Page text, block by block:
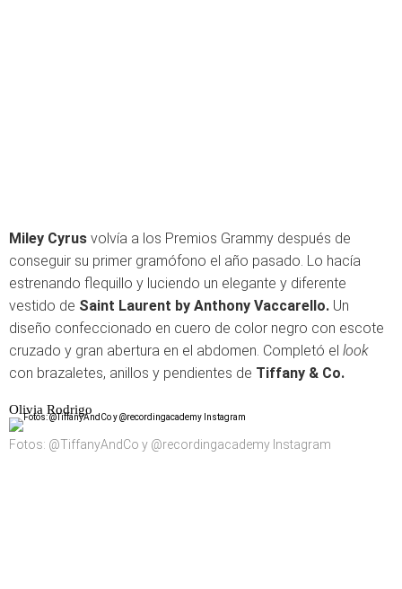
Miley Cyrus volvía a los Premios Grammy después de
conseguir su primer gramófono el año pasado. Lo hacía
estrenando flequillo y luciendo un elegante y diferente
vestido de Saint Laurent by Anthony Vaccarello. Un
diseño confeccionado en cuero de color negro con escote
cruzado y gran abertura en el abdomen. Completó el look
con brazaletes, anillos y pendientes de Tiffany & Co.
Olivia Rodrigo
Fotos: @TiffanyAndCo y @recordingacademy Instagram